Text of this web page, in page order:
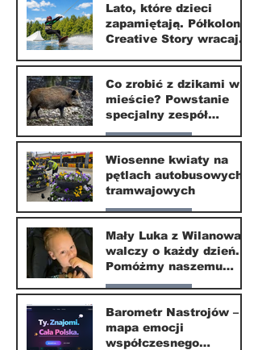
1 lip
Lato, które dzieci
zapamiętają. Półkolonie
Creative Story wracają
20 kwi
Co zrobić z dzikami w
mieście? Powstanie
specjalny zespół
ekspertów
Nasze miasto
20 kwi
Wiosenne kwiaty na
pętlach autobusowych i
tramwajowych
Nasze miasto
20 kwi
Mały Luka z Wilanowa
walczy o każdy dzień.
Pomóżmy naszemu
małemu sąsiadowi
odzyskać dzieciństwo
Nasze miasto
30 mar
Barometr Nastrojów –
mapa emocji
współczesnego